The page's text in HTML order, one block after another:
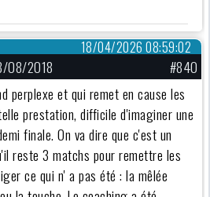
18/04/2026 08:59:02
08/2018
#840
perplexe et qui remet en cause les
prestation, difficile d'imaginer une
finale. On va dire que c'est un
reste 3 matchs pour remettre les
ce qui n' a pas été : la mêlée